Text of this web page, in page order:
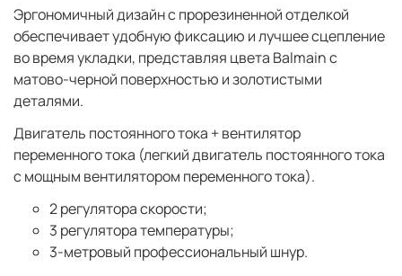
Эргономичный дизайн с прорезиненной отделкой
обеспечивает удобную фиксацию и лучшее сцепление
во время укладки, представляя цвета Balmain с
матово-черной поверхностью и золотистыми
деталями.
Двигатель постоянного тока + вентилятор
переменного тока (легкий двигатель постоянного тока
с мощным вентилятором переменного тока).
2 регулятора скорости;
3 регулятора температуры;
3-метровый профессиональный шнур.